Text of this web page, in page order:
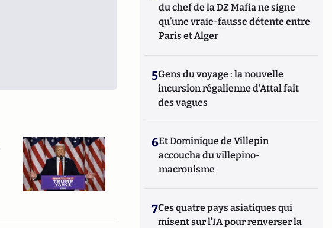
du chef de la DZ Mafia ne signe
qu’une vraie-fausse détente entre
Paris et Alger
5Gens du voyage : la nouvelle
incursion régalienne d'Attal fait
des vagues
6Et Dominique de Villepin
accoucha du villepino-
macronisme
7Ces quatre pays asiatiques qui
misent sur l’IA pour renverser la